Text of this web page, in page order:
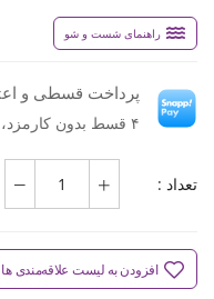
راهنمای شست و شو
پرداخت قسطی و
۴ قسط بدون کارمزد، ماهانه ۱۱۰٬۰۰۰ تومان
تعداد :
افزودن به لیست علاقه‌مندی ها